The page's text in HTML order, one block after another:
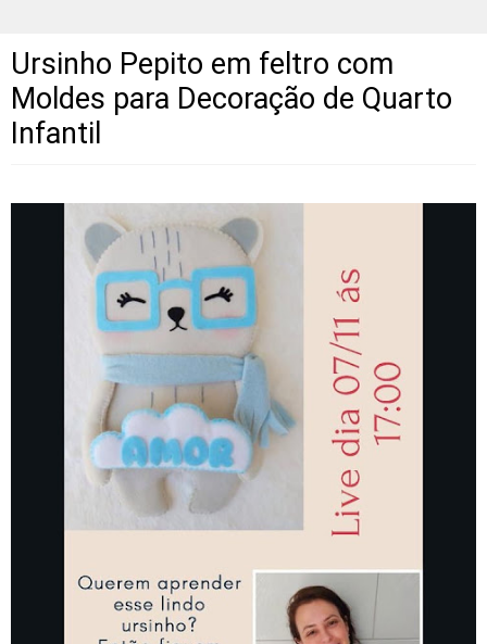
Ursinho Pepito em feltro com
Moldes para Decoração de Quarto
Infantil